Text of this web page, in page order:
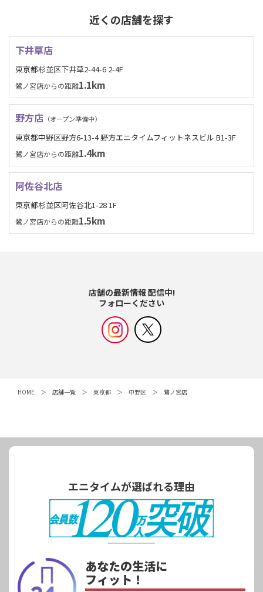
近くの店舗を探す
下井草店
東京都杉並区下井草2-44-6 2-4F
鷺ノ宮店からの距離1.1km
野方店 （オープン準備中）
東京都中野区野方6-13-4 野方エニタイムフィットネスビル B1-3F
鷺ノ宮店からの距離1.4km
阿佐谷北店
東京都杉並区阿佐谷北1-28 1F
鷺ノ宮店からの距離1.5km
店舗の最新情報 配信中!
フォローください
HOME 店舗一覧 東京都 中野区 鷺ノ宮店
エニタイムが選ばれる理由
あなたの生活に
フィット！